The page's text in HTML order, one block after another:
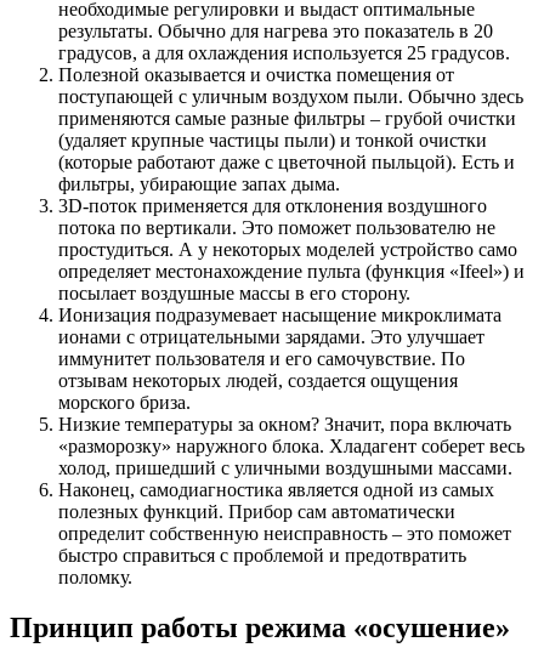
необходимые регулировки и выдаст оптимальные
результаты. Обычно для нагрева это показатель в 20
градусов, а для охлаждения используется 25 градусов.
Полезной оказывается и очистка помещения от
поступающей с уличным воздухом пыли. Обычно здесь
применяются самые разные фильтры – грубой очистки
(удаляет крупные частицы пыли) и тонкой очистки
(которые работают даже с цветочной пыльцой). Есть и
фильтры, убирающие запах дыма.
3D-поток применяется для отклонения воздушного
потока по вертикали. Это поможет пользователю не
простудиться. А у некоторых моделей устройство само
определяет местонахождение пульта (функция «Ifeel») и
посылает воздушные массы в его сторону.
Ионизация подразумевает насыщение микроклимата
ионами с отрицательными зарядами. Это улучшает
иммунитет пользователя и его самочувствие. По
отзывам некоторых людей, создается ощущения
морского бриза.
Низкие температуры за окном? Значит, пора включать
«разморозку» наружного блока. Хладагент соберет весь
холод, пришедший с уличными воздушными массами.
Наконец, самодиагностика является одной из самых
полезных функций. Прибор сам автоматически
определит собственную неисправность – это поможет
быстро справиться с проблемой и предотвратить
поломку.
Принцип работы режима «осушение»